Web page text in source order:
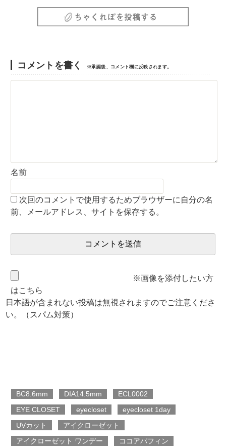
コメントを書く ※承認後、コメント欄に反映されます。
名前
次回のコメントで使用するためブラウザーに自分の名
前、メールアドレス、サイトを保存する。
※画像を添付したい方
はこちら
日本語が含まれない投稿は無視されますのでご注意くださ
い。（スパム対策）
BC8.6mm DIA14.5mm
ECL0002
EYE CLOSET
eyecloset
eyecloset 1day
UVカット
アイクローゼット
アイクローゼット ワンデー
ココアパフィン